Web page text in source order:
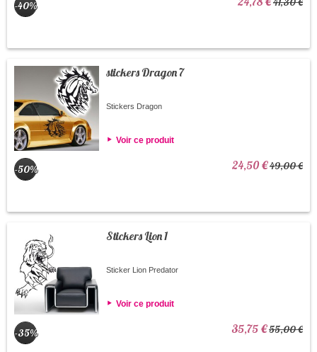
-40%
stickers Dragon 7
Stickers Dragon
Voir ce produit
-50% 24,50 €49,00 €
Stickers Lion 1
Sticker Lion Predator
Voir ce produit
-35% 35,75 €55,00 €